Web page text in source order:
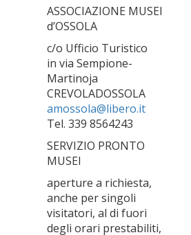
ASSOCIAZIONE MUSEI
d’OSSOLA
c/o Ufficio Turistico
in via Sempione-
Martinoja
CREVOLADOSSOLA
amossola@libero.it
Tel. 339 8564243
SERVIZIO PRONTO
MUSEI
aperture a richiesta,
anche per singoli
visitatori, al di fuori
degli orari prestabiliti,